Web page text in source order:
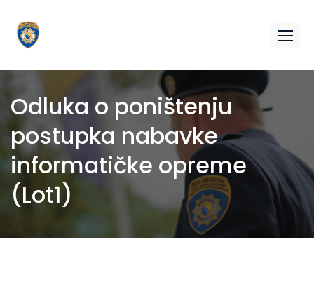
Odluka o poništenju
postupka nabavke
informatičke opreme
(Lot1)